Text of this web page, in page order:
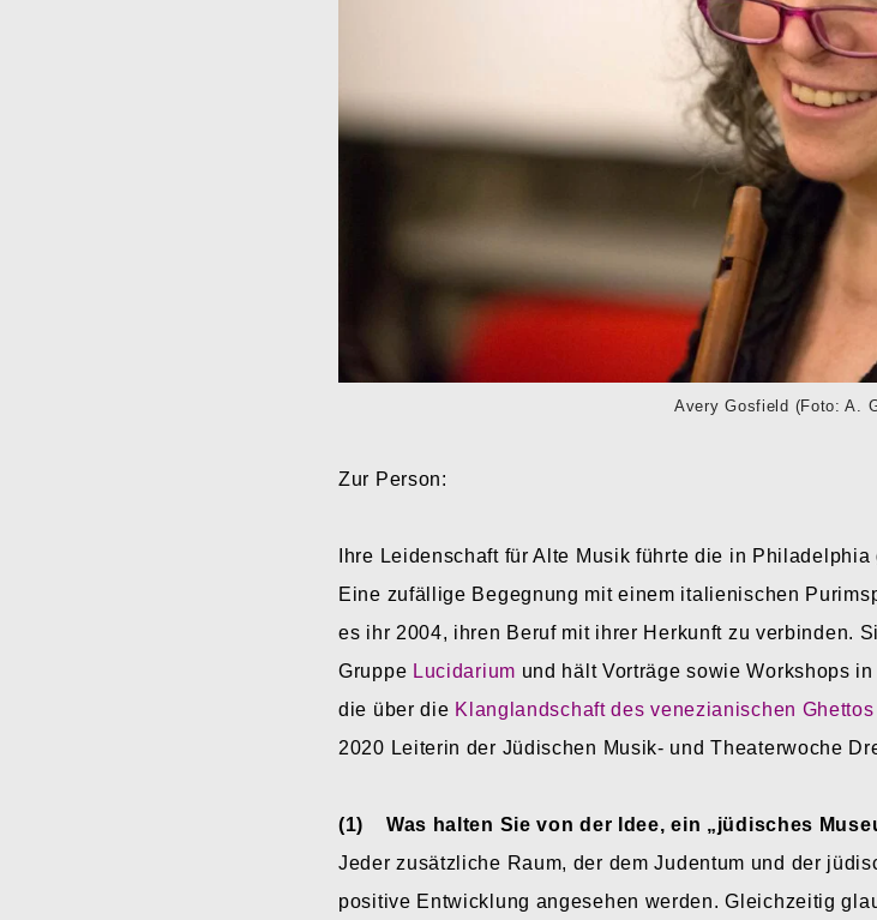
Avery Gosfield (Foto: A.
Zur Person:
Ihre Leidenschaft für Alte Musik führte die in
Eine zufällige Begegnung mit einem italienischen
es ihr 2004, ihren Beruf mit ihrer Herkunft zu verbinden.
Gruppe Lucidarium und hält Vorträge sowie Workshops
die über die Klanglandschaft des venezianischen
2020 Leiterin der Jüdischen Musik- und Theaterwoche
(1) Was halten Sie von der Idee, ein „jüdisches
Jeder zusätzliche Raum, der dem Judentum und der
positive Entwicklung angesehen werden. Gleichzeitig